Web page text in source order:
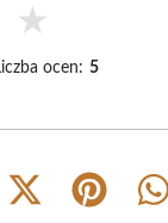
★
ocen: 5
Share
Share